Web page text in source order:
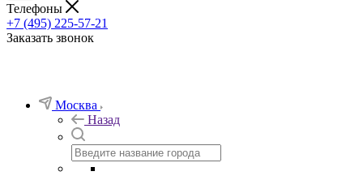
Телефоны
+7 (495) 225-57-21
Заказать звонок
Москва
Назад